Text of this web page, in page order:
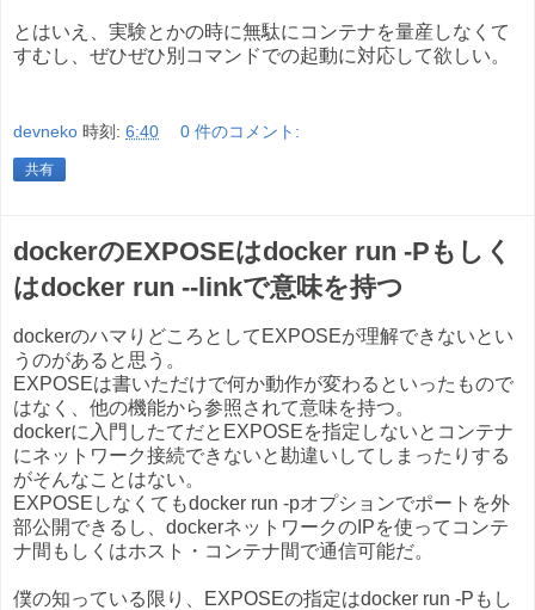
とはいえ、実験とかの時に無駄にコンテナを量産しなくて
すむし、ぜひぜひ別コマンドでの起動に対応して欲しい。
devneko 時刻: 6:40 0 件のコメント:
共有
dockerのEXPOSEはdocker run -Pもしく
はdocker run --linkで意味を持つ
dockerのハマりどころとしてEXPOSEが理解できないとい
うのがあると思う。
EXPOSEは書いただけで何か動作が変わるといったもので
はなく、他の機能から参照されて意味を持つ。
dockerに入門したてだとEXPOSEを指定しないとコンテナ
にネットワーク接続できないと勘違いしてしまったりする
がそんなことはない。
EXPOSEしなくてもdocker run -pオプションでポートを外
部公開できるし、dockerネットワークのIPを使ってコンテ
ナ間もしくはホスト・コンテナ間で通信可能だ。
僕の知っている限り、EXPOSEの指定はdocker run -Pもし